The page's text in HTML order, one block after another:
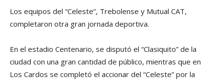
Los equipos del “Celeste”, Trebolense y Mutual CAT,
completaron otra gran jornada deportiva.
En el estadio Centenario, se disputó el “Clasiquito” de la
ciudad con una gran cantidad de público, mientras que en
Los Cardos se completó el accionar del “Celeste” por la